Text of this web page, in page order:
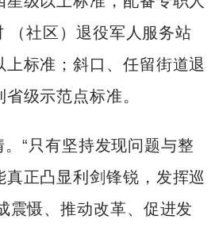
（社区）退役军人服务站
标准；斜口、任留街道退
级示范点标准。
“只有坚持发现问题与整
真正凸显利剑锋锐，发挥巡
震慑、推动改革、促进发